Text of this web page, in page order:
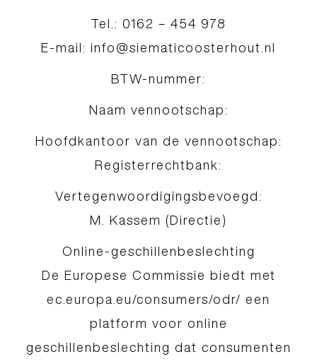
Tel.: 0162 – 454 978
E-mail: info@siematicoosterhout.nl
BTW-nummer:
Naam vennootschap:
Hoofdkantoor van de vennootschap:
Registerrechtbank:
Vertegenwoordigingsbevoegd:
M. Kassem (Directie)
Online-geschillenbeslechting
De Europese Commissie biedt met
ec.europa.eu/consumers/odr/ een
platform voor online
geschillenbeslechting dat consumenten